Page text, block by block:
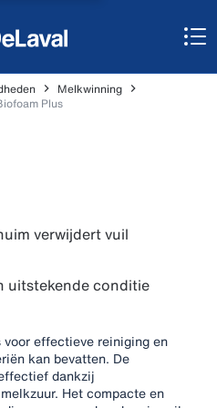
Melkwinning
Plus
verwijdert vuil
uitstekende conditie
voor effectieve reiniging en
kan bevatten. De
dankzij
Het compacte en